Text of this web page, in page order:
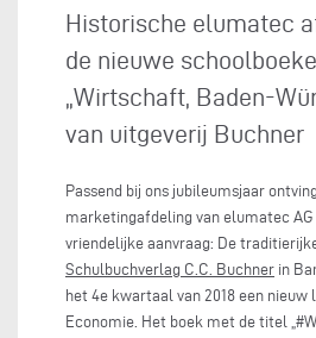
Historische elumatec
de nieuwe
„Wirtschaft, Baden-
van uitgeverij Buchner
Passend bij ons jubileumsjaar
marketingafdeling van elumatec
vriendelijke aanvraag: De
Schulbuchverlag C.C. Buchner in
het 4e kwartaal van 2018 een nieuw
Economie. Het boek met de titel